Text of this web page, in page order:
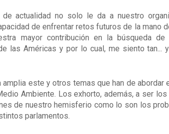
actualidad no solo le da a nuestro
de enfrentar retos futuros de la mano
mayor contribución en la búsqueda
las Américas y por lo cual, me siento
este y otros temas que han de
Ambiente. Los exhorto, además, a ser
de nuestro hemisferio como lo son los
parlamentos.